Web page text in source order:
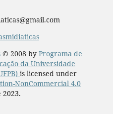
© 2008 by Programa de
da Universidade
is licensed under
NonCommercial 4.0
2023.